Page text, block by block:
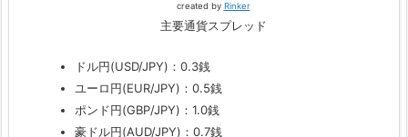
created by Rinker
主要通貨スプレッド
ドル円(USD/JPY)：0.3銭
ユーロ円(EUR/JPY)：0.5銭
ポンド円(GBP/JPY)：1.0銭
豪ドル円(AUD/JPY)：0.7銭